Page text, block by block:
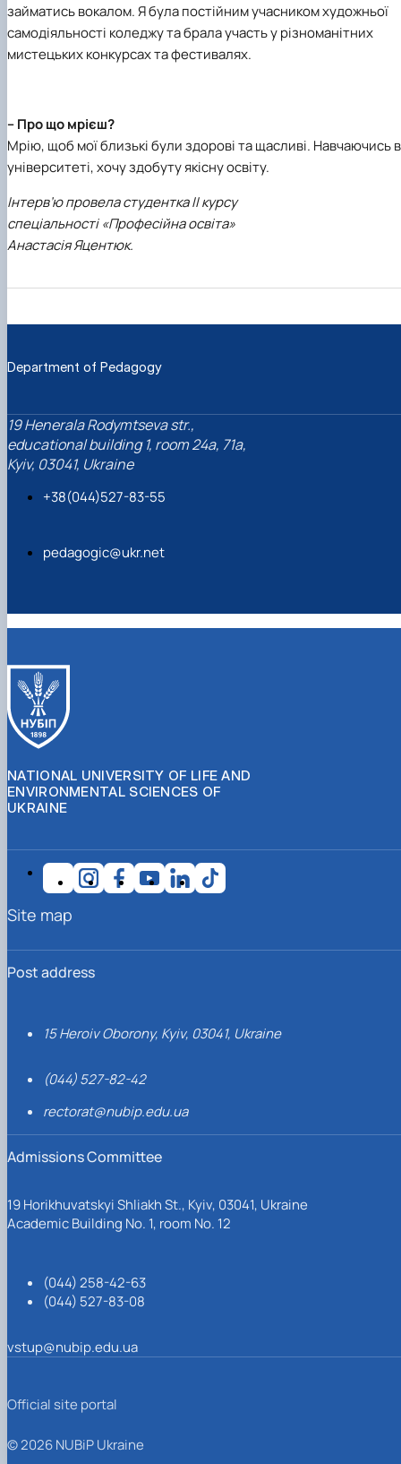
займатись вокалом. Я була постійним учасником художньої
самодіяльності коледжу та брала участь у різноманітних
мистецьких конкурсах та фестивалях.
– Про що мрієш?
Мрію, щоб мої близькі були здорові та щасливі. Навчаючись в
університеті, хочу здобуту якісну освіту.
Інтерв’ю провела студентка ІІ курсу
спеціальності «Професійна освіта»
Анастасія Яцентюк.
Department of Pedagogy
19 Henerala Rodymtseva str.,
educational building 1, room 24a, 71a,
Kyiv, 03041, Ukraine
+38(044)527-83-55
pedagogic@ukr.net
NATIONAL UNIVERSITY OF LIFE AND
ENVIRONMENTAL SCIENCES OF
UKRAINE
Post address
15 Heroiv Oborony, Kyiv, 03041, Ukraine
(044) 527-82-42
rectorat@nubip.edu.ua
Admissions Committee
19 Horikhuvatskyi Shliakh St., Kyiv, 03041, Ukraine
Academic Building No. 1, room No. 12
(044) 258-42-63
(044) 527-83-08
vstup@nubip.edu.ua
Site map
Official site portal
© 2026 NUBiP Ukraine